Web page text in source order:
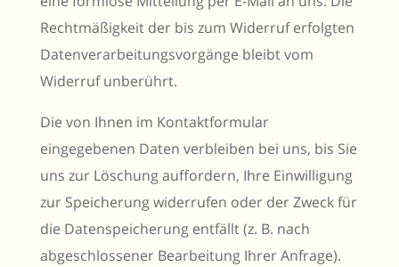
Rechtmäßigkeit der bis zum Widerruf erfolgten
Datenverarbeitungsvorgänge bleibt vom
Widerruf unberührt.
Die von Ihnen im Kontaktformular
eingegebenen Daten verbleiben bei uns, bis Sie
uns zur Löschung auffordern, Ihre Einwilligung
zur Speicherung widerrufen oder der Zweck für
die Datenspeicherung entfällt (z. B. nach
abgeschlossener Bearbeitung Ihrer Anfrage).